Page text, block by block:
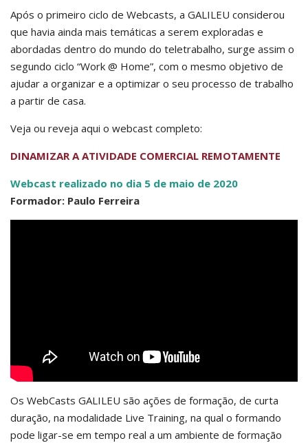
Após o primeiro ciclo de Webcasts, a GALILEU considerou
que havia ainda mais temáticas a serem exploradas e
abordadas dentro do mundo do teletrabalho, surge assim o
segundo ciclo “Work @ Home”, com o mesmo objetivo de
ajudar a organizar e a optimizar o seu processo de trabalho
a partir de casa.
Veja ou reveja aqui o webcast completo:
DINAMIZAR A ATIVIDADE COMERCIAL REMOTAMENTE
Webcast realizado no dia 5 de maio de 2020
Formador: Paulo Ferreira
Os WebCasts GALILEU são ações de formação, de curta
duração, na modalidade Live Training, na qual o formando
pode ligar-se em tempo real a um ambiente de formação